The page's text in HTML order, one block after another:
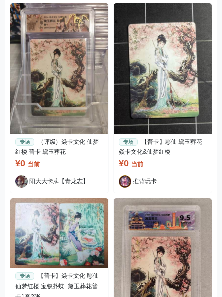
专场
（评级）焱卡文化 仙梦
红楼 普卡 黛玉葬花
¥0 当前
阳大大卡牌【青龙志】
专场
【普卡】彫仙 黛玉葬花
焱卡文化&仙梦红楼
¥0 当前
推背玩卡
专场
【普卡】焱卡文化 彫仙
仙梦红楼 宝钗扑蝶+黛玉葬花普